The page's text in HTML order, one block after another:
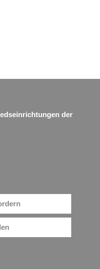
der